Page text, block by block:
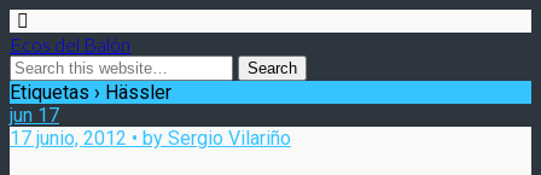
Ecos del Balón
Etiquetas › Hässler
jun 17
17 junio, 2012 • by Sergio Vilariño